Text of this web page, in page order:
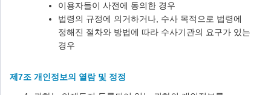
이용자들이 사전에 동의한 경우
법령의 규정에 의거하거나, 수사 목적으로 법령에
정해진 절차와 방법에 따라 수사기관의 요구가 있는
경우
제7조 개인정보의 열람 및 정정